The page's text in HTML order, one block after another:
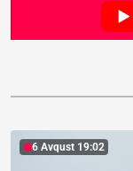
6 Avqust 19:02